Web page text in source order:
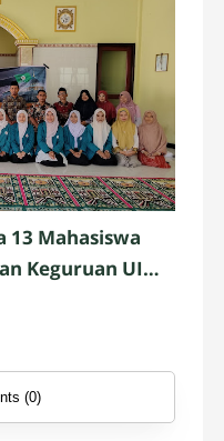
13 Mahasiswa
Keguruan UIN
(0)